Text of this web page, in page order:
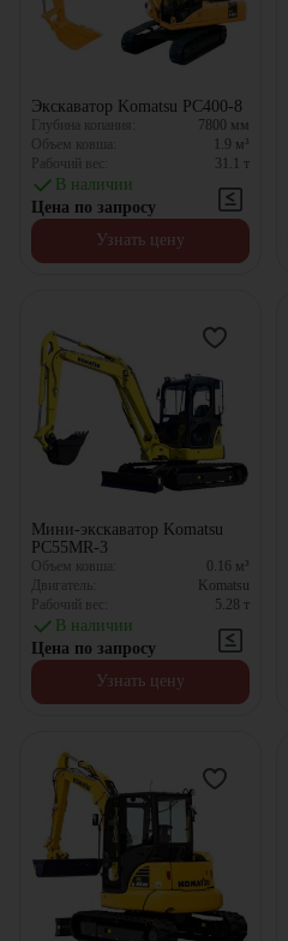
Экскаватор Komatsu PC400-8
Глубина копания: 7800 мм
Объем ковша:
1.9 м³
Рабочий вес:
31.1 т
В наличии
Цена по запросу
Узнать цену
Мини-экскаватор Komatsu
PC55MR-3
Объем ковша: 0.16 м³
Двигатель:
Komatsu
Рабочий вес:
5.28 т
В наличии
Цена по запросу
Узнать цену